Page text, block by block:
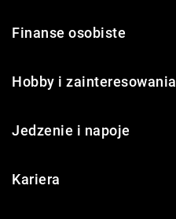
Finanse osobiste
Hobby i zainteresowania
Jedzenie i napoje
Kariera